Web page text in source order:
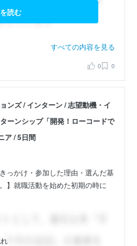
読む
すべての内容を見る
0 0
ンズ / インターン / 志望動機・イ
ーンシップ「開発！ローコードで
ア / 5日間
っかけ・参加した理由・選んだ基
】就職活動を始めた初期の時に